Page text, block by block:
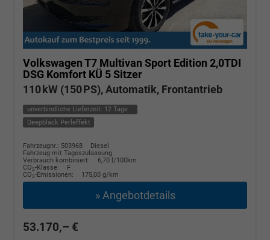
Volkswagen T7 Multivan Sport Edition 2,0TDI
DSG Komfort KÜ 5 Sitzer
110 kW (150 PS), Automatik, Frontantrieb
unverbindliche Lieferzeit: 12 Tage
Deepblack Perleffekt
Fahrzeugnr.: 503968
Diesel
Fahrzeug mit Tageszulassung
Verbrauch kombiniert:
6,70 l/100km
CO2-Klasse:
F
CO2-Emissionen: 175,00 g/km
» Angebotdetails
53.170,– €